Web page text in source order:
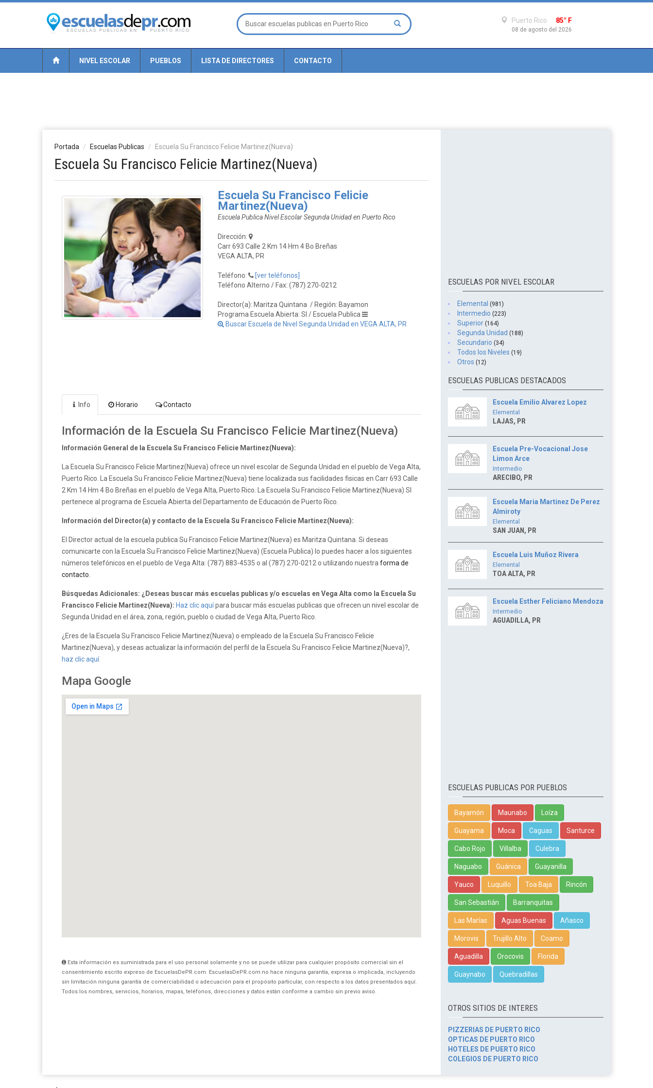
Puerto Rico 85° F
08 de agosto del 2026
NIVEL ESCOLAR PUEBLOS LISTA DE DIRECTORES CONTACTO
Portada Escuelas Publicas Escuela Su Francisco Felicie Martinez(Nueva)
Escuela Su Francisco Felicie Martinez(Nueva)
Escuela Su Francisco Felicie
Martinez(Nueva)
Escuela Publica Nivel Escolar Segunda Unidad en Puerto Rico
Dirección:
Carr 693 Calle 2 Km 14 Hm 4 Bo Breñas
VEGA ALTA, PR
Teléfono:
[ver teléfonos]
Teléfono Alterno / Fax: (787) 270-0212
Director(a): Maritza Quintana / Región: Bayamon
Programa Escuela Abierta: SI / Escuela Publica
Buscar Escuela de Nivel Segunda Unidad en VEGA ALTA, PR
Info Horario Contacto
Información de la Escuela Su Francisco Felicie Martinez(Nueva)
Información General de la Escuela Su Francisco Felicie Martinez(Nueva):
La Escuela Su Francisco Felicie Martinez(Nueva) ofrece un nivel escolar de Segunda Unidad en el pueblo de Vega Alta,
Puerto Rico. La Escuela Su Francisco Felicie Martinez(Nueva) tiene localizada sus facilidades fisicas en Carr 693 Calle
2 Km 14 Hm 4 Bo Breñas en el pueblo de Vega Alta, Puerto Rico. La Escuela Su Francisco Felicie Martinez(Nueva) SI
pertenece al programa de Escuela Abierta del Departamento de Educación de Puerto Rico.
Información del Director(a) y contacto de la Escuela Su Francisco Felicie Martinez(Nueva):
El Director actual de la escuela publica Su Francisco Felicie Martinez(Nueva) es Maritza Quintana. Si deseas
comunicarte con la Escuela Su Francisco Felicie Martinez(Nueva) (Escuela Publica) lo puedes hacer a los siguientes
números telefónicos en el pueblo de Vega Alta: (787) 883-4535 o al (787) 270-0212 o utilizando nuestra forma de
contacto
Búsquedas Adicionales: ¿Deseas buscar más escuelas publicas y/o escuelas en Vega Alta como la Escuela Su
Francisco Felicie Martinez(Nueva): Haz clic aquípara buscar más escuelas publicas que ofrecen un nivel escolar de
Segunda Unidad en el área, zona, región, pueblo o ciudad de Vega Alta, Puerto Rico.
¿Eres de la Escuela Su Francisco Felicie Martinez(Nueva) o empleado de la Escuela Su Francisco Felicie
Martinez(Nueva), y deseas actualizar la información del perfil de la Escuela Su Francisco Felicie Martinez(Nueva)?,
haz clic aquí.
Mapa Google
Esta información es suministrada para el uso personal solamente y no se puede utilizar para cualquier propósito comercial sin el
consentimiento escrito expreso de EscuelasDePR.com. EscuelasDePR.com no hace ninguna garantía, expresa o implicada, incluyendo
sin limitación ninguna garantía de comerciabilidad o adecuación para el propósito particular, con respecto a los datos presentados aquí.
Todos los nombres, servicios, horarios, mapas, teléfonos, direcciones y datos están conforme a cambio sin previo aviso.
ESCUELAS POR NIVEL ESCOLAR
Elemental (981)
Intermedio (223)
Superior (164)
Segunda Unidad (188)
Secundario (34)
Todos los Niveles (19)
Otros (12)
ESCUELAS PUBLICAS DESTACADOS
Escuela Emilio Alvarez Lopez
Elemental
LAJAS, PR
Escuela Pre-Vocacional Jose
Limon Arce
Intermedio
ARECIBO, PR
Escuela Maria Martinez De Perez
Almiroty
Elemental
SAN JUAN, PR
Escuela Luis Muñoz Rivera
Elemental
TOA ALTA, PR
Escuela Esther Feliciano Mendoza
Intermedio
AGUADILLA, PR
ESCUELAS PUBLICAS POR PUEBLOS
Bayamón Maunabo Loíza
Guayama Moca Caguas Santurce
Cabo Rojo Villalba Culebra
Naguabo Guánica Guayanilla
Yauco Luquillo Toa Baja Rincón
San Sebastián Barranquitas
Las Marías Aguas Buenas Añasco
Morovis Trujillo Alto Coamo
Aguadilla Orocovis Florida
Guaynabo Quebradillas
OTROS SITIOS DE INTERES
PIZZERIAS DE PUERTO RICO
OPTICAS DE PUERTO RICO
HOTELES DE PUERTO RICO
COLEGIOS DE PUERTO RICO